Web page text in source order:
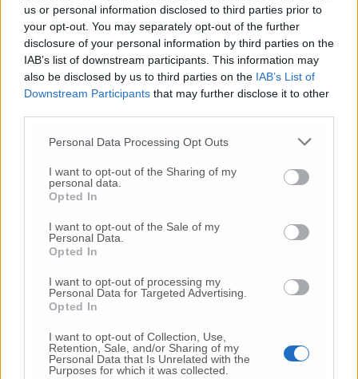
us or personal information disclosed to third parties prior to
your opt-out. You may separately opt-out of the further
disclosure of your personal information by third parties on the
IAB’s list of downstream participants. This information may
also be disclosed by us to third parties on the IAB’s List of
Downstream Participants that may further disclose it to other
Personal Data Processing Opt Outs
I want to opt-out of the Sharing of my
personal data.
Opted In
I want to opt-out of the Sale of my
Personal Data.
Opted In
I want to opt-out of processing my
Personal Data for Targeted Advertising.
Opted In
I want to opt-out of Collection, Use,
Retention, Sale, and/or Sharing of my
Personal Data that Is Unrelated with the
Purposes for which it was collected.
Il parco del Cardeto
In quest’ottica Ancona ha già abbozzato una
delle diverse prescrizioni che potrebbero
imporre i protocolli ministeriali. «Abbiamo
regole più restrittive, e a seconda dei
protocolli ci muoveremo. – anticipa